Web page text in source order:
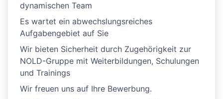
dynamischen Team
Es wartet ein abwechslungs­reiches
Aufgabengebiet auf Sie
Wir bieten Sicherheit durch Zugehörigkeit zur
NOLD-Gruppe mit Weiterbildungen, Schulungen
und Trainings
Wir freuen uns auf Ihre Bewerbung.